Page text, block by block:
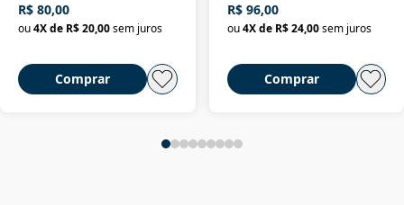
R$ 80,00
ou4X de R$ 20,00sem juros
Comprar
R$ 96,00
ou 4X de R$ 24,00 sem juros
Comprar